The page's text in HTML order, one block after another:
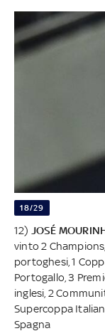
18/29
12) JOSÉ
vinto 2
portoghesi, 1
Portogallo, 3
inglesi, 2
Supercoppa
Spagna